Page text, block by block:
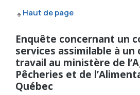
Haut de page
Enquête concernant un
services assimilable à
travail au ministère de
Pêcheries et de
Québec